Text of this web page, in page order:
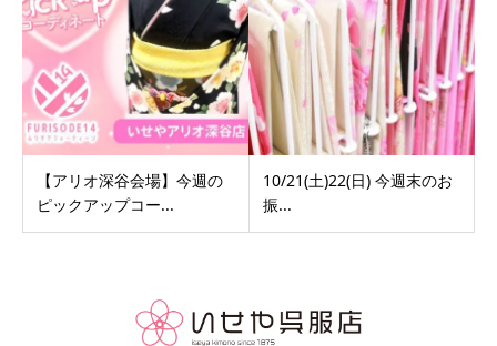
【アリオ深谷会場】今週の
ピックアップコー...
10/21(土)22(日) 今週末のお
振...